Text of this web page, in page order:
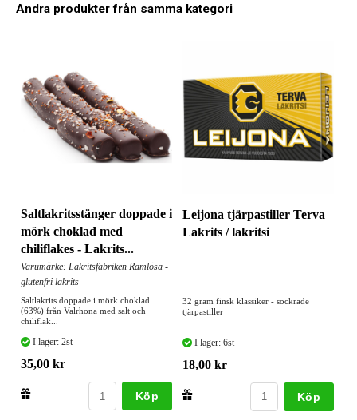
Andra produkter från samma kategori
Saltlakritsstänger doppade i
mörk choklad med
chiliflakes - Lakrits...
Varumärke: Lakritsfabriken Ramlösa -
glutenfri lakrits
Saltlakrits doppade i mörk choklad
(63%) från Valrhona med salt och
chiliflak...
I lager: 2st
35,00 kr
Köp
Leijona tjärpastiller Terva
Lakrits / lakritsi
32 gram finsk klassiker - sockrade
tjärpastiller
I lager: 6st
18,00 kr
Köp